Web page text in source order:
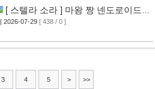
[ 스텔라 소라 ] 마왕 짱 넨도로이드
| 2026-07-29 [ 438 / 0 ]
3 4 5 > >>